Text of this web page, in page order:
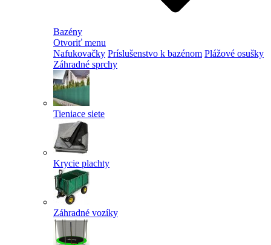
Bazény
Otvoriť menu
Nafukovačky Príslušenstvo k bazénom Plážové osušky
Záhradné sprchy
Tieniace siete
Krycie plachty
Záhradné vozíky